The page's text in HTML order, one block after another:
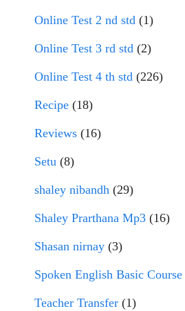
Online Test 2 nd std (1)
Online Test 3 rd std (2)
Online Test 4 th std (226)
Recipe (18)
Reviews (16)
Setu (8)
shaley nibandh (29)
Shaley Prarthana Mp3 (16)
Shasan nirnay (3)
Spoken English Basic Course
Teacher Transfer (1)